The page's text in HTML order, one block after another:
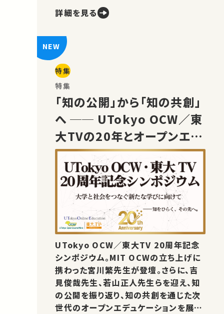
詳細を見る
特集
特集
「知の公開」から「知の共創」
へ ── UTokyo OCW／東
大TVの20年とオープンエデ
ュケーションの未来
UTokyo OCW／東大TV 20周年記念
シンポジウム。MIT OCWの立ち上げに
携わった宮川繁先生が登壇。さらに、吉
見俊哉先生、若山正人先生らを迎え、知
の公開を振り返り、知の共創を通じた次
世代のオープンエデュケーションを展望